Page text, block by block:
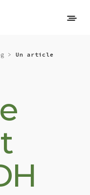
> Un article